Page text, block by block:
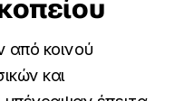
από κοινού
και